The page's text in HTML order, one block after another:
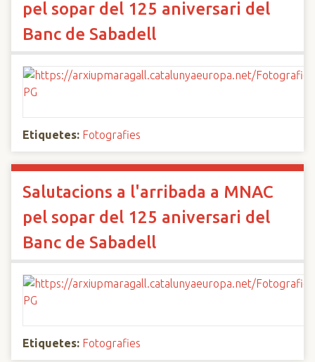
pel sopar del 125 aniversari del
Banc de Sabadell
Etiquetes: Fotografies
Salutacions a l'arribada a MNAC
pel sopar del 125 aniversari del
Banc de Sabadell
Etiquetes: Fotografies